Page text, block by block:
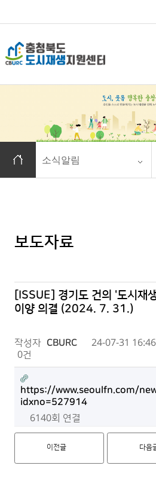
홈으로 이동
소식알림
보도자료
[ISSUE] 경기도 건의 '도시재
이양 의결 (2024. 7. 31.)
작성자 CBURC 24-07-31 16:46
0건
https://www.seoulfn.com/
idxno=527914
6140회 연결
이전글 다음